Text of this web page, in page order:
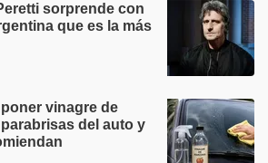
sorprende con
que es la más
vinagre de
del auto y